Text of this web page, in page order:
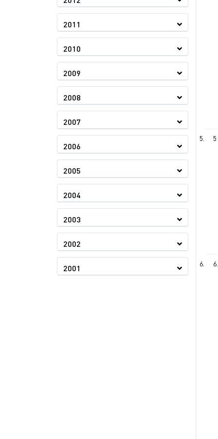
2011
2010
2009
2008
2007
2006
2005
2004
2003
2002
2001
5